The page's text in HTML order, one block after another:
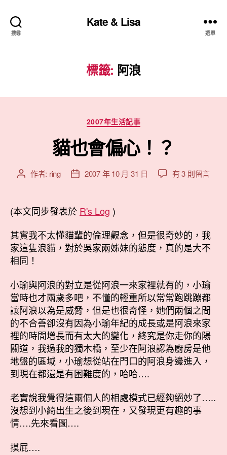
搜尋
Kate & Lisa
選單
標籤: 阿浪
分
類
2007年生活記事
貓也會偏心！？
文
者
作者: ring
文
佈
日
期
2007 年 10 月 31 日
在
心！？〉
中
有 3 則留言
(本文同步發表於 R's Log )
其實我不太懂貓輩的倫理觀念，但是很奇妙的，我
家這隻浪貓，對於吳家兩姊妺的態度，真的是大不
相同！
小瑜與阿浪的對立是從阿浪一來家裡就有的，小瑜
當時也才兩歲多吧，不懂的輕重所以常常跑跳蹦都
讓阿浪以為是威脅，但是也很奇怪，她們兩個之間
的不合善卻沒有因為小瑜年紀的成長或是阿浪來家
裡的時間增長而有太大的變化，終究是你走你的陽
關道，我過我的獨木橋，至少在阿浪認為廚房是他
地盤的區域，小瑜想從站在門口的阿浪身邊進入，
到現在都還是有困難度的，哈哈….
老實說我覺得這兩個人的相處模式已經夠絕妙了…..
沒想到小綺出生之後到現在，又發現更有趣的事
情….先來看圖….
摸屁….